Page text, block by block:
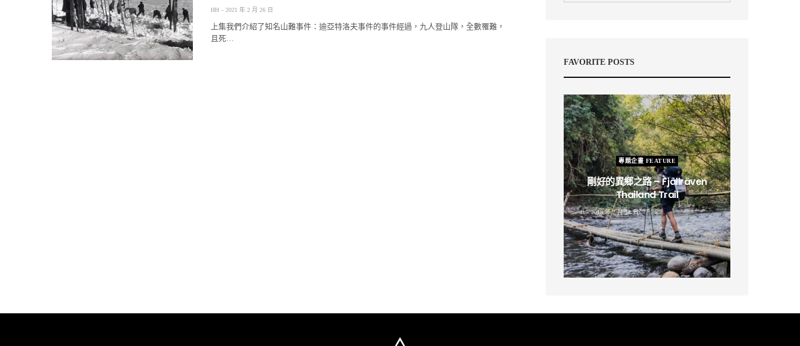
HH 2021 年 2 月 26 日
上集我們介紹了知名山難事件：迪亞特洛夫事件的事件經過，九人登山隊，全數罹難，
且死…
FAVORITE POSTS
專題企畫 FEATURE
剛好的異鄉之路 – Fjällräven
Thailand Trail
B 2019 年 2 月 12 日